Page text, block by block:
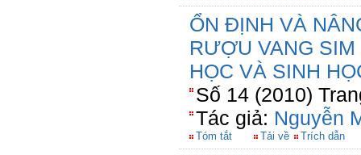
ỔN ĐỊNH VÀ
RƯỢU VANG
HỌC VÀ SINH
Số 14 (2010)
Tác giả: Nguyễn
Tóm tắt Tải về Trích dẫn